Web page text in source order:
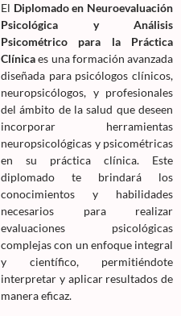
El Diplomado en Neuroevaluación
Psicológica y Análisis
Psicométrico para la Práctica
Clínicaes una formación avanzada
diseñada para psicólogos clínicos,
neuropsicólogos, y profesionales
del ámbito de la salud que deseen
incorporar herramientas
neuropsicológicas y psicométricas
en su práctica clínica. Este
diplomado te brindará los
conocimientos y habilidades
necesarios para realizar
evaluaciones psicológicas
complejas con un enfoque integral
y científico, permitiéndote
interpretar y aplicar resultados de
manera eficaz.